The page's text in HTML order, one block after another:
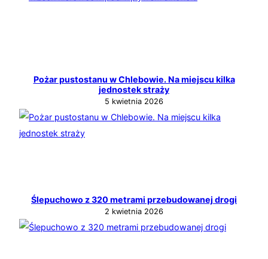
Pożar pustostanu w Chlebowie. Na miejscu kilka
jednostek straży
5 kwietnia 2026
Ślepuchowo z 320 metrami przebudowanej drogi
2 kwietnia 2026